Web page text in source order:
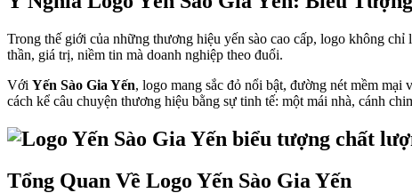
Trong thế giới của những thương hiệu yến sào cao cấp, logo không
thần, giá trị, niềm tin mà doanh nghiệp theo đuổi.
Với Yến Sào Gia Yến, logo mang sắc đỏ nổi bật, đường nét mềm
cách kể câu chuyện thương hiệu bằng sự tinh tế: một mái nhà, cánh
Tổng Quan Về Logo Yến Sào Gia Yến